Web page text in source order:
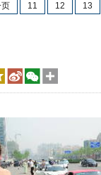
11 12 13